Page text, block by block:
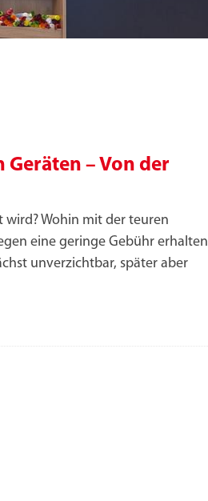
– Von der
wird? Wohin mit der teuren
eine geringe Gebühr erhalten
unverzichtbar, später aber